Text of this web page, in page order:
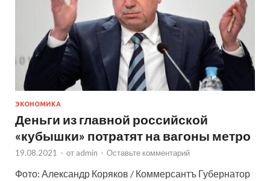
ЭКОНОМИКА
Деньги из главной российской
«кубышки» потратят на вагоны метро
19.08.2021 - от admin - Оставьте комментарий
Фото: Александр Коряков / Коммерсантъ Губернатор